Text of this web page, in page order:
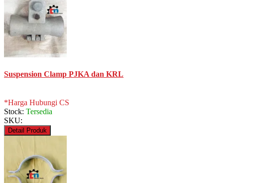
Suspension Clamp PJKA dan KRL
*Harga Hubungi CS
Stock: Tersedia
SKU:
Detail Produk